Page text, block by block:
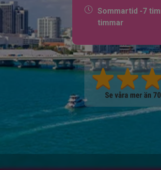
Sommartid -7
timmar